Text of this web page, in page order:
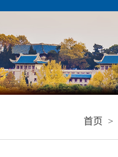
首页 >